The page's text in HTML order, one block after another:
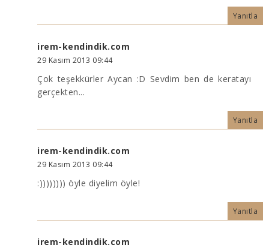
Yanıtla
irem-kendindik.com
29 Kasım 2013 09:44
Çok teşekkürler Aycan :D Sevdim ben de keratayı
gerçekten...
Yanıtla
irem-kendindik.com
29 Kasım 2013 09:44
:)))))))) öyle diyelim öyle!
Yanıtla
irem-kendindik.com